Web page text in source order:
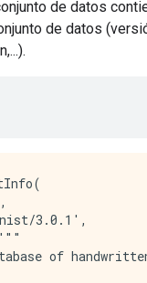
de datos
de datos
3.0.1',
of